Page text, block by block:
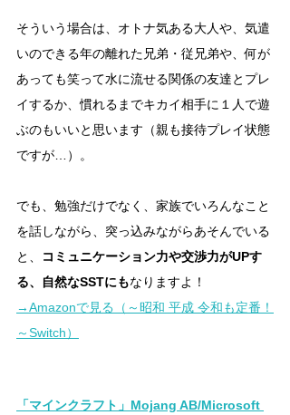
そういう場合は、オトナ気ある大人や、気遣
いのできる年の離れた兄弟・従兄弟や、何が
あっても笑って水に流せる関係の友達とプレ
イするか、慣れるまでキカイ相手に１人で遊
ぶのもいいと思います（親も接待プレイ状態
ですが…）。
でも、勉強だけでなく、家族でいろんなこと
を話しながら、突っ込みながらあそんでいる
と、
コミュニケーション力や交渉力がUPす
る、自然なSSTにもなりますよ！
→Amazonで見る（～昭和 平成 令和も定番！
～Switch）
「マインクラフト 」Mojang AB/Microsoft